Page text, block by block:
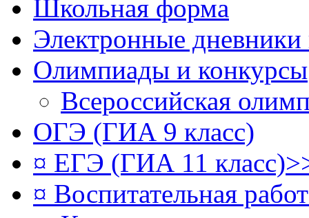
Школьная форма
Электронные
Олимпиады и конкурсы
Всероссийская
ОГЭ (ГИА 9 класс)
¤ ЕГЭ (ГИА 11
¤ Воспитательная